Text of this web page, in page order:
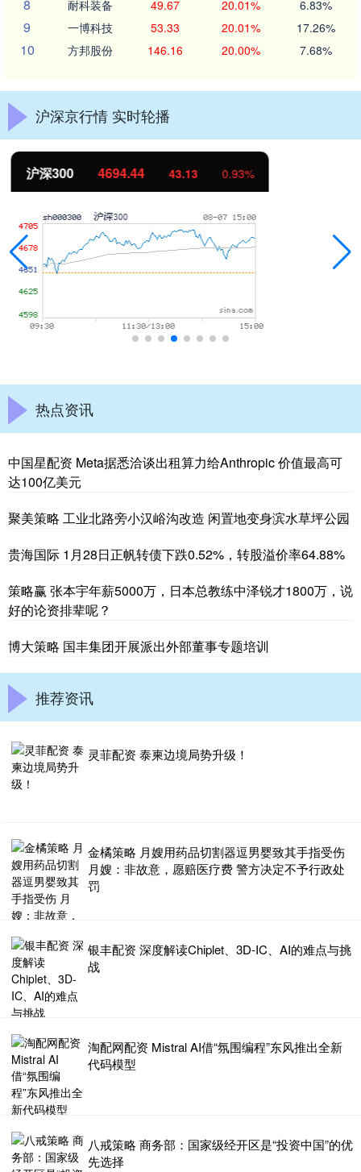
8 耐科装备 49.67 20.01% 6.83%
9 一博科技 53.33 20.01% 17.26%
10 方邦股份 146.16 20.00% 7.68%
沪深京行情 实时轮播
北证50 1134.24 11.37
热点资讯
中国星配资 Meta据悉洽谈出租算力给Anthropic 价值最高可
达100亿美元
聚美策略 工业北路旁小汉峪沟改造 闲置地变身滨水草坪公园
贵海国际 1月28日正帆转债下跌0.52%，转股溢价率64.88%
策略赢 张本宇年薪5000万，日本总教练中泽锐才1800万，说
好的论资排辈呢？
博大策略 国丰集团开展派出外部董事专题培训
推荐资讯
灵菲配资 泰柬边境局势升级！
金橘策略 月嫂用药品切割器逗男婴致其手指受伤
月嫂：非故意，愿赔医疗费 警方决定不予行政处
罚
银丰配资 深度解读Chiplet、3D-IC、AI的难点与挑
战
淘配网配资 Mistral AI借“氛围编程”东风推出全新
代码模型
八戒策略 商务部：国家级经开区是“投资中国”的优
先选择